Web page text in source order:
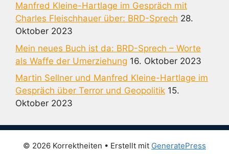
Manfred Kleine-Hartlage im Gespräch mit
Charles Fleischhauer über: BRD-Sprech 28.
Oktober 2023
Mein neues Buch ist da: BRD-Sprech – Worte
als Waffe der Umerziehung 16. Oktober 2023
Martin Sellner und Manfred Kleine-Hartlage im
Gespräch über Terror und Geopolitik 15.
Oktober 2023
© 2026 Korrektheiten • Erstellt mit GeneratePress